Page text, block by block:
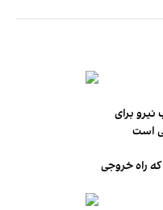
برای
است
راه خروجی